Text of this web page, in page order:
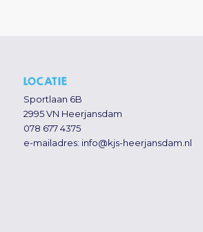
LOCATIE
Sportlaan 6B
2995 VN Heerjansdam
078 677 4375
e-mailadres: info@kjs-heerjansdam.nl